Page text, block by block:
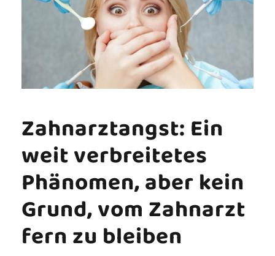
Zahnarztangst: Ein
weit verbreitetes
Phänomen, aber kein
Grund, vom Zahnarzt
fern zu bleiben